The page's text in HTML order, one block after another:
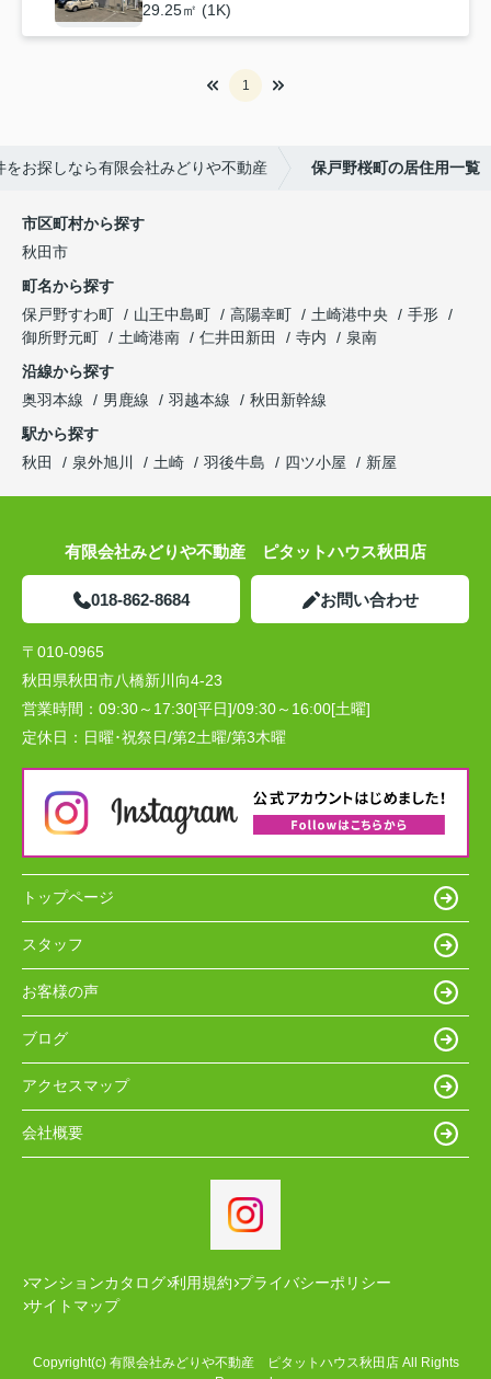
29.25㎡ (1K)
1
をお探しなら有限会社みどりや不動産 保戸野桜町の居住用一覧
市区町村から探す
秋田市
町名から探す
保戸野すわ町
山王中島町 高陽幸町 土崎港中央
手形
御所野元町
土崎港南 仁井田新田 寺内
泉南
沿線から探す
奥羽本線
男鹿線 羽越本線
秋田新幹線
駅から探す
秋田
泉外旭川 土崎 羽後牛島 四ツ小屋 新屋
有限会社みどりや不動産 ピタットハウス秋田店
018-862-8684 お問い合わせ
〒010-0965
秋田県秋田市八橋新川向4-23
営業時間： 09:30～17:30[平日]/09:30～16:00[土曜]
定休日： 日曜･祝祭日/第2土曜/第3木曜
トップページ
スタッフ
お客様の声
ブログ
アクセスマップ
会社概要
マンションカタログ 利用規約 プライバシーポリシー
サイトマップ
Copyright(c) 有限会社みどりや不動産 ピタットハウス秋田店 All Rights